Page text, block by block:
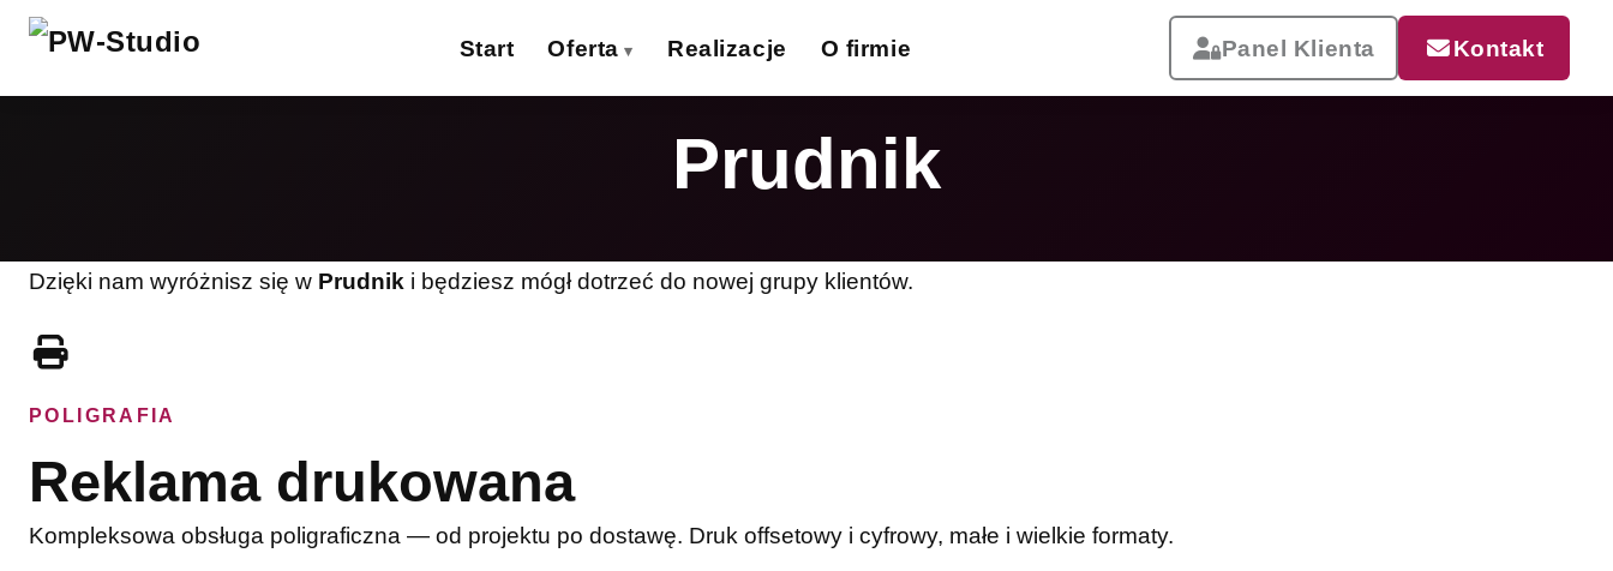
Start Oferta
graficzne
Pełna oferta
Ulotki
Siatki wielkoformat. › Naklejki ›
Zobacz całą ofertę
Realizacje O firmie Panel Klienta Kontakt
Prudnik
Dzięki nam wyróżnisz się w Prudnik i będziesz mógł dotrzeć do nowej grupy klientów.
POLIGRAFIA
Reklama drukowana
Kompleksowa obsługa poligraficzna — od projektu po dostawę. Druk offsetowy i cyfrowy, małe i wielkie formaty.